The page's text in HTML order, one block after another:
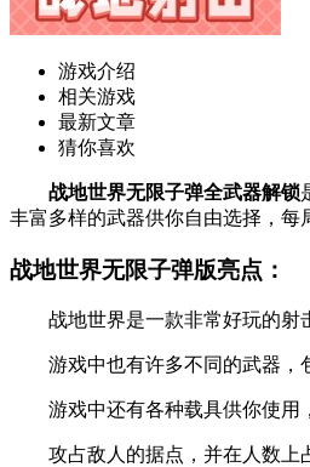
游戏介绍
相关游戏
最新文章
猜你喜欢
战地世界无限子弹全武器解锁
丰富多样的武器供你自由选择，每
战地世界无限子弹版亮点：
战地世界是一款非常好玩的射
游戏中也有许多不同的武器，包
游戏中还有各种载具供你使用
攻占敌人的据点，并在人数上占